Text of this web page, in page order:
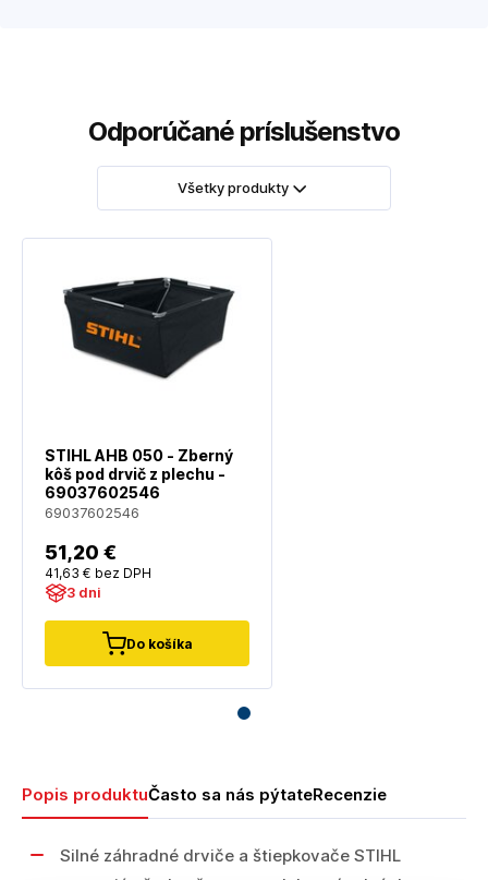
Odporúčané príslušenstvo
Všetky produkty
STIHL AHB 050 - Zberný
kôš pod drvič z plechu -
69037602546
69037602546
51,20 €
41,63 € bez DPH
3 dni
Do košíka
Popis produktuČasto sa nás pýtateRecenzie
Silné záhradné drviče a štiepkovače STIHL